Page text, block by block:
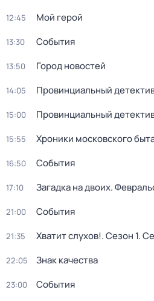
12:45 Мой герой
13:30 События
13:50 Город новостей
14:05 Провинциальный
15:00 Провинциальный
15:55 Хроники московского
16:50 События
17:10 Загадка на двоих.
21:00 События
21:35 Хватит слухов!. Сезон 1.
22:05 Знак качества
23:00 События